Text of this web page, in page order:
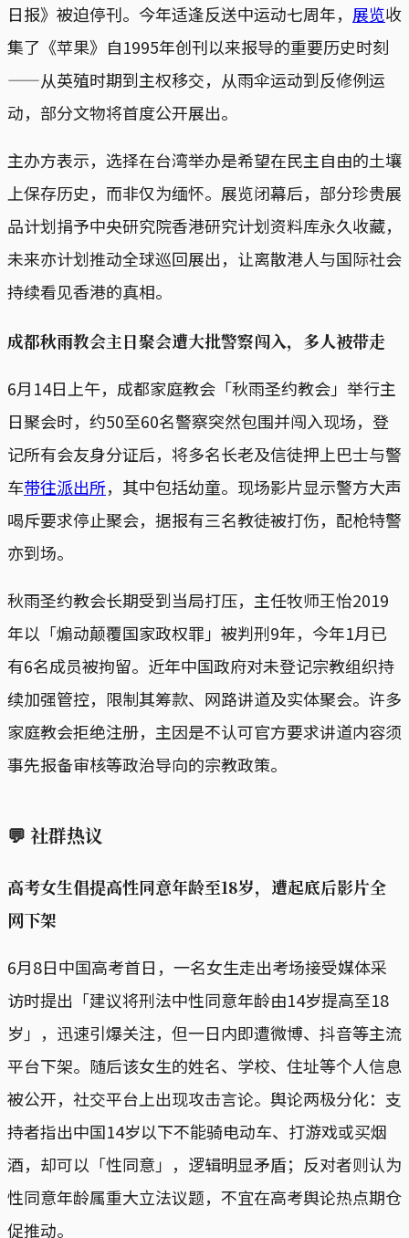
日报》被迫停刊。今年适逢反送中运动七周年， 展览收
集了《苹果》自1995年创刊以来报导的重要历史时刻
——从英殖时期到主权移交，从雨伞运动到反修例运
动，部分文物将首度公开展出。
主办方表示，选择在台湾举办是希望在民主自由的土壤
上保存历史，而非仅为缅怀。展览闭幕后，部分珍贵展
品计划捐予中央研究院香港研究计划资料库永久收藏，
未来亦计划推动全球巡回展出，让离散港人与国际社会
持续看见香港的真相。
成都秋雨教会主日聚会遭大批警察闯入，多人被带走
6月14日上午，成都家庭教会「秋雨圣约教会」举行主
日聚会时，约50至60名警察突然包围并闯入现场，登
记所有会友身分证后，将多名长老及信徒押上巴士与警
车带往派出所，其中包括幼童。现场影片显示警方大声
喝斥要求停止聚会，据报有三名教徒被打伤，配枪特警
亦到场。
秋雨圣约教会长期受到当局打压，主任牧师王怡2019
年以「煽动颠覆国家政权罪」被判刑9年，今年1月已
有6名成员被拘留。近年中国政府对未登记宗教组织持
续加强管控，限制其筹款、网路讲道及实体聚会。许多
家庭教会拒绝注册，主因是不认可官方要求讲道内容须
事先报备审核等政治导向的宗教政策。
💬 社群热议
高考女生倡提高性同意年龄至18岁，遭起底后影片全
网下架
6月8日中国高考首日，一名女生走出考场接受媒体采
访时提出「建议将刑法中性同意年龄由14岁提高至18
岁」，迅速引爆关注，但一日内即遭微博、抖音等主流
平台下架。随后该女生的姓名、学校、住址等个人信息
被公开，社交平台上出现攻击言论。舆论两极分化：支
持者指出中国14岁以下不能骑电动车、打游戏或买烟
酒，却可以「性同意」，逻辑明显矛盾；反对者则认为
性同意年龄属重大立法议题，不宜在高考舆论热点期仓
促推动。